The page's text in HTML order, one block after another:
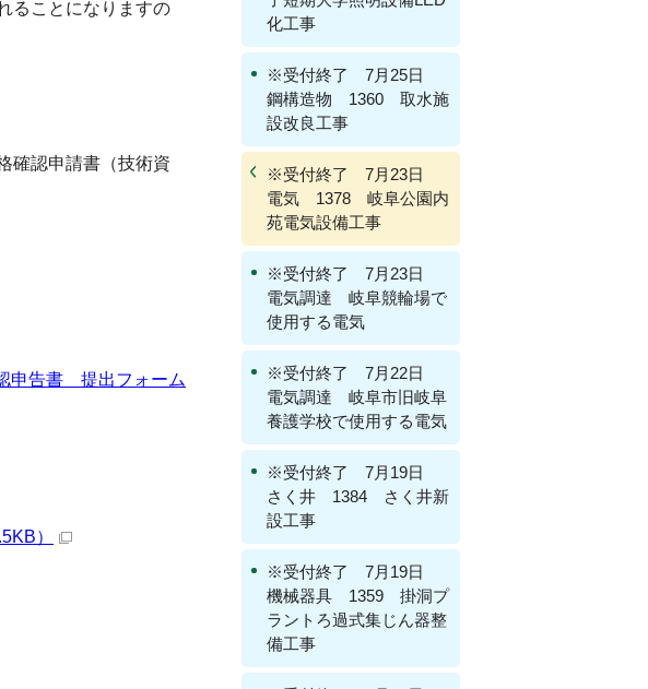
ることになりますの
確認申請書（技術資
申告書 提出フォーム
）
化工事
※受付終了 7月25日
鋼構造物 1360 取水施
設改良工事
※受付終了 7月23日
電気 1378 岐阜公園内
苑電気設備工事
※受付終了 7月23日
電気調達 岐阜競輪場で
使用する電気
※受付終了 7月22日
電気調達 岐阜市旧岐阜
養護学校で使用する電気
※受付終了 7月19日
さく井 1384 さく井新
設工事
※受付終了 7月19日
機械器具 1359 掛洞プ
ラントろ過式集じん器整
備工事